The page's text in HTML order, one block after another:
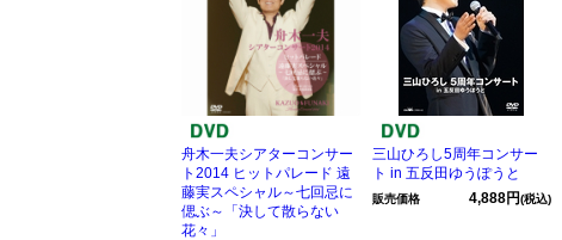
舟木一夫シアターコンサー
ト2014 ヒットパレード 遠
藤実スペシャル～七回忌に
偲ぶ～「決して散らない
花々」
三山ひろし5周年コンサー
ト in 五反田ゆうぽうと
販売価格 4,888円(税込)